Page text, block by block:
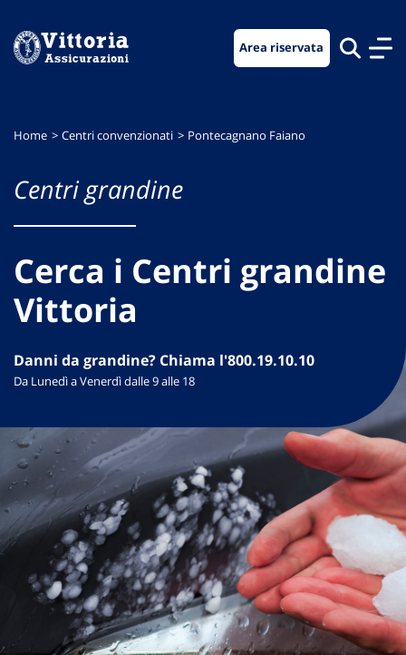
menu
contenuto
footer
Area riservata
Home Centri convenzionati Pontecagnano Faiano
Centri grandine
Cerca i Centri grandine
Vittoria
Danni da grandine? Chiama l'800.19.10.10
Da Lunedì a Venerdì dalle 9 alle 18